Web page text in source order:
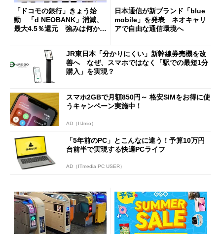
「ドコモの銀行」きょう始
動 「d NEOBANK」消滅、
最大4.5％還元 強みは何か解
日本通信が新ブランド「blue
mobile」を発表 ネオキャリ
アで自由な通信環境へ
JR東日本「分かりにくい」新幹線券売機を改
善へ なぜ、スマホではなく「駅での最短1分
購入」を実現？
スマホ2GBで月額850円～ 格安SIMをお得に使
うキャンペーン実施中！
AD（IIJmio）
「5年前のPC」とこんなに違う！予算10万円
台前半で実現する快適PCライフ
AD（ITmedia PC USER）